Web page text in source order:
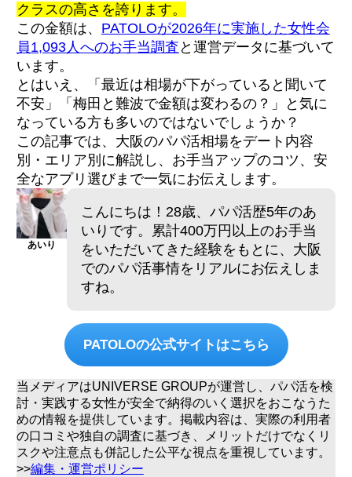
クラスの高さを誇ります。
この金額は、 PATOLOが2026年に実施した女性会
員1,093人へのお手当調査 と運営データに基づいて
います。
とはいえ、「最近は相場が下がっていると聞いて
不安」「梅田と難波で金額は変わるの？」と気に
なっている方も多いのではないでしょうか？
この記事では、大阪のパパ活相場をデート内容
別・エリア別に解説し、お手当アップのコツ、安
全なアプリ選びまで一気にお伝えします。
あいり
こんにちは！28歳、パパ活歴5年のあ
いりです。累計400万円以上のお手当
をいただいてきた経験をもとに、大阪
でのパパ活事情をリアルにお伝えしま
すね。
PATOLOの公式サイトはこちら
当メディアはUNIVERSE GROUPが運営し、パパ活を検
討・実践する女性が安全で納得のいく選択をおこなうた
めの情報を提供しています。掲載内容は、実際の利用者
の口コミや独自の調査に基づき、メリットだけでなくリ
スクや注意点も併記した公平な視点を重視しています。
>>編集・運営ポリシー